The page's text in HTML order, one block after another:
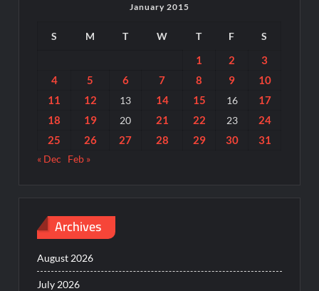
January 2015
S M T W T F S
1 2
3
4
5 6 7 8 9
10
11
12 13 14 15 16
17
18
19 20 21 22 23
24
25
26 27 28 29 30 31
« Dec Feb »
Archives
August 2026
July 2026